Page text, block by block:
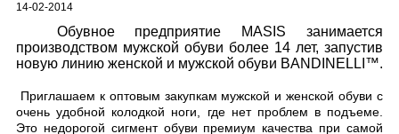
14-02-2014
Обувное предприятие MASIS занимается
производством мужской обуви более 14 лет, запустив
новую линию женской и мужской обуви BANDINELLI™.
Приглашаем к оптовым закупкам мужской и женской обуви с
очень удобной колодкой ноги, где нет проблем в подъеме.
Это недорогой сигмент обуви премиум качества при самой